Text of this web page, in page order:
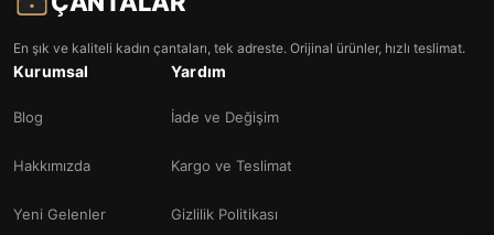
En şık ve kaliteli kadın çantaları, tek adreste. Orijinal ürünler, hızlı teslimat.
Kurumsal
Blog
Hakkımızda
Yeni Gelenler
Yardım
İade ve Değişim
Kargo ve Teslimat
Gizlilik Politikası